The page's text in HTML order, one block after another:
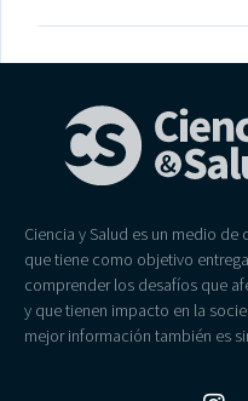
Ciencia y Salud es un medio
que tiene como objetivo
comprender los desafíos que
y que tienen impacto en la
mejor información también es